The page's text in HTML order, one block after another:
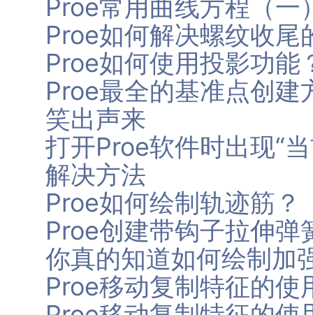
Proe常用曲线方程（一
Proe如何解决螺纹收尾
Proe如何使用投影功能
Proe最全的基准点创
笑出声来
打开Proe软件时出现“
解决方法
Proe如何绘制轨迹筋？
Proe创建带钩子拉伸弹
你真的知道如何绘制加
Proe移动复制特征的使